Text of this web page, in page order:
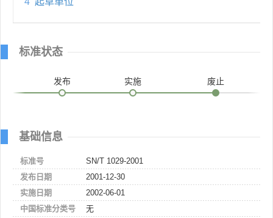
标准状态
发布 实施 废止
基础信息
标准号
SN/T 1029-2001
发布日期
2001-12-30
实施日期
2002-06-01
中国标准分类号
无